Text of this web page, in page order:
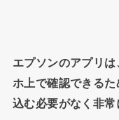
エプソンのアプリ
ホ上で確認できる
込む必要がなく非常